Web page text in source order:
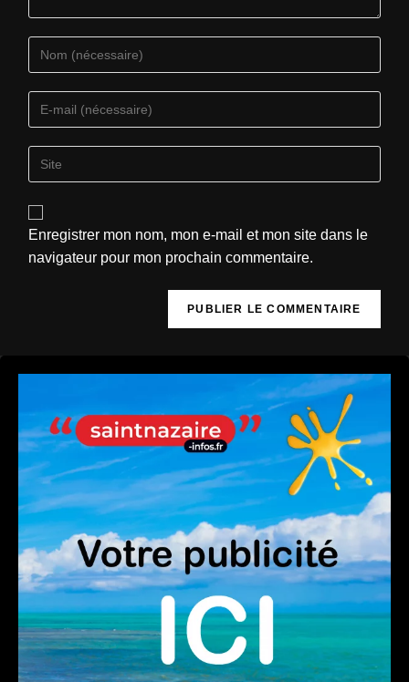
Enregistrer mon nom, mon e-mail et mon site dans le
navigateur pour mon prochain commentaire.